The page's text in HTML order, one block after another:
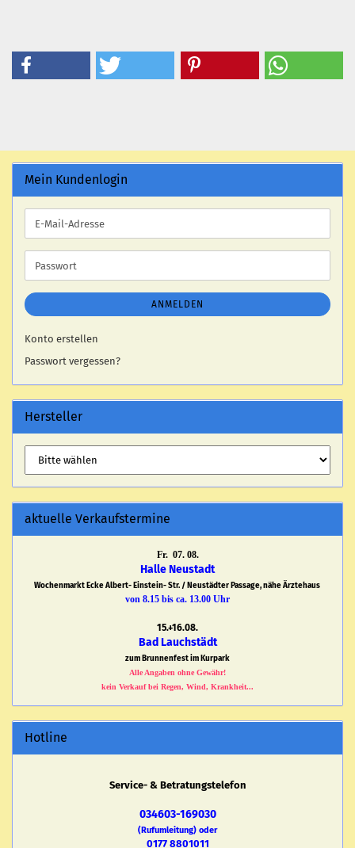
Mein Kundenlogin
E-
Mail-
Adresse
Passwort
ANMELDEN
Konto erstellen
Passwort vergessen?
Hersteller
aktuelle Verkaufstermine
Fr. 07. 08.
Halle Neustadt
Wochenmarkt Ecke Albert- Einstein- Str. / Neustädter Passage, nähe Ärztehaus
von 8.15 bis ca. 13.00 Uhr
15.+16.08.
Bad Lauchstädt
zum Brunnenfest im Kurpark
Alle Angaben ohne Gewähr!
kein Verkauf bei Regen, Wind, Krankheit...
Hotline
Service- & Betratungstelefon
034603-169030
(Rufumleitung) oder
0177 8801011